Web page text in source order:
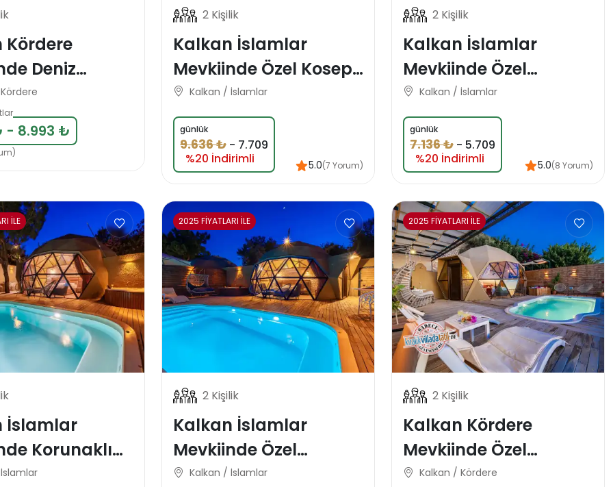
Kördere
Deniz
Balayı Tatil
- 8.993 ₺
2 Kişilik
Kalkan İslamlar
Mevkiinde Özel Kosept
Korunaklı Domes
Balayı Tatil Villası
Kalkan / İslamlar
günlük
9.636 ₺ - 7.709
%20 İndirimli
5.0(7 Yorum)
2 Kişilik
Kalkan İslamlar
Mevkiinde Özel
Konsept Domes Balayı
Tatil Villası
Kalkan / İslamlar
günlük
7.136 ₺ - 5.709
%20 İndirimli
5.0(8 Yorum)
İLE
İslamlar
Korunaklı
Balayı Tatil
2025 FİYATLARI İLE
2 Kişilik
Kalkan İslamlar
Mevkiinde Özel
Konsept Korunaklı
Kalkan / İslamlar
2025 FİYATLARI İLE
2 Kişilik
Kalkan Kördere
Mevkiinde Özel
Konsept balayı Domes
Kalkan / Kördere